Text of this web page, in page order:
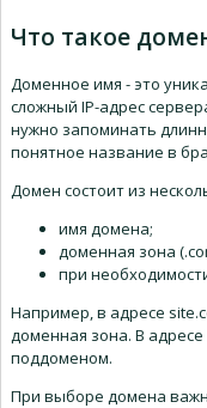
Что такое
Доменное имя - это
сложный IP-адрес
нужно запоминать
понятное название в
Домен состоит из
имя домена;
доменная зона
при
Например, в адресе
доменная зона. В адресе
поддоменом.
При выборе домена